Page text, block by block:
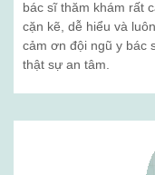
bác sĩ thăm khám rất
cặn kẽ, dễ hiểu và
cảm ơn đội ngũ y bác
thật sự an tâm.